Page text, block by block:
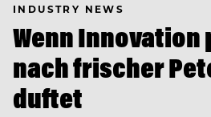
INDUSTRY NEWS
Wenn
nach frischer
duftet